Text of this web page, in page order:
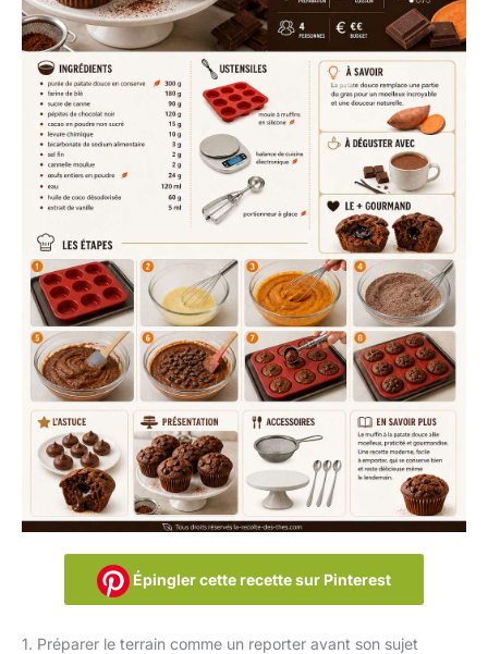
Épingler cette recette sur Pinterest
1. Préparer le terrain comme un reporter avant son sujet